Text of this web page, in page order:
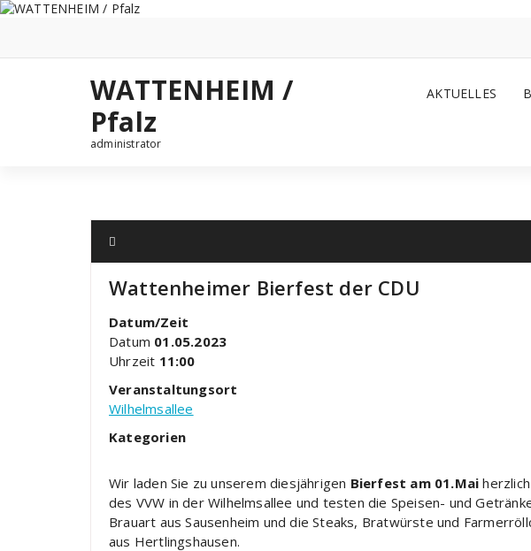
Zum
WATTENHEIM /
Pfalz
administrator
AKTUELLES
Wattenheimer Bierfest der CDU
Datum/Zeit
Datum 01.05.2023
Uhrzeit 11:00
Veranstaltungsort
Wilhelmsallee
Kategorien
Wir laden Sie zu unserem diesjährigen Bierfest am 01.Mai
des VVW in der Wilhelmsallee und testen die Speisen- und
Brauart aus Sausenheim und die Steaks, Bratwürste und
aus Hertlingshausen.